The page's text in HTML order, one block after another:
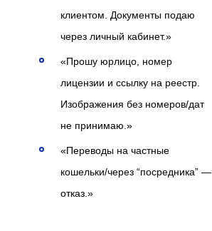
клиентом. Документы подаю
через личный кабинет.»
«Прошу юрлицо, номер
лицензии и ссылку на реестр.
Изображения без номеров/дат
не принимаю.»
«Переводы на частные
кошельки/через “посредника” —
отказ.»